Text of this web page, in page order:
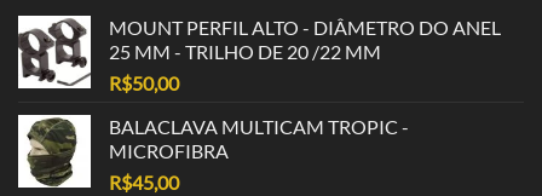
MOUNT PERFIL ALTO - DIÂMETRO DO ANEL
25 MM - TRILHO DE 20 /22 MM
R$50,00
BALACLAVA MULTICAM TROPIC -
MICROFIBRA
R$45,00